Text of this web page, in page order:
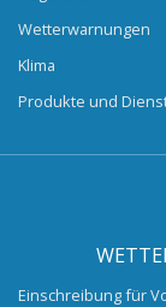
Wetterwarnungen
Klima
Produkte und
Einschreibung für